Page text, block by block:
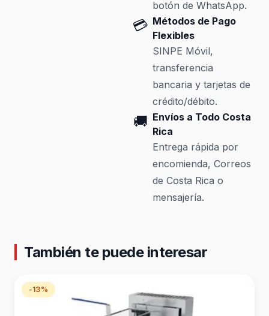
botón de WhatsApp.
💳 Métodos de Pago
Flexibles
SINPE Móvil,
transferencia
bancaria y tarjetas de
crédito/débito.
🚚 Envíos a Todo Costa
Rica
Entrega rápida por
encomienda, Correos
de Costa Rica o
mensajería.
También te puede interesar
-13%